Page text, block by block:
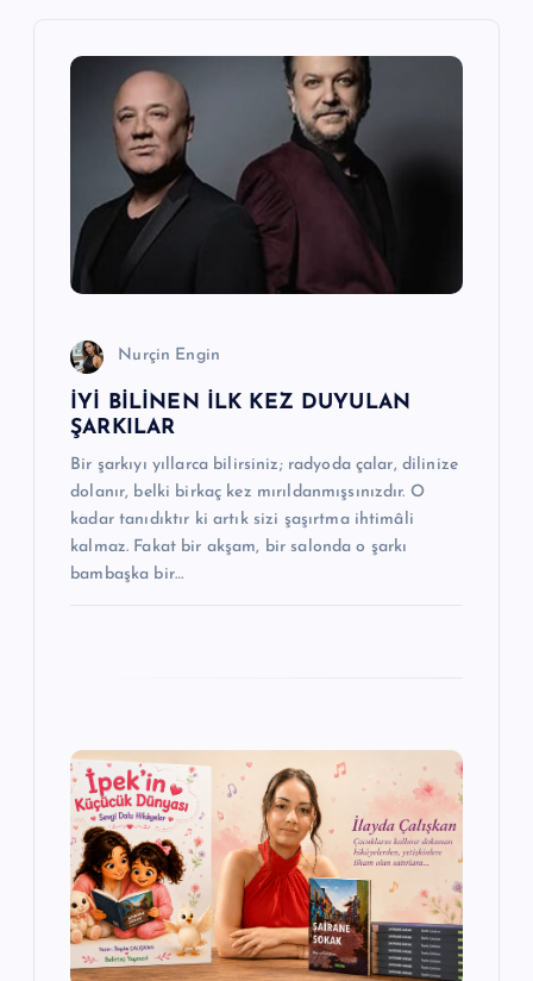
Nurçin Engin
İYİ BİLİNEN İLK KEZ DUYULAN
ŞARKILAR
Bir şarkıyı yıllarca bilirsiniz; radyoda çalar, dilinize
dolanır, belki birkaç kez mırıldanmışsınızdır. O
kadar tanıdıktır ki artık sizi şaşırtma ihtimâli
kalmaz. Fakat bir akşam, bir salonda o şarkı
bambaşka bir…